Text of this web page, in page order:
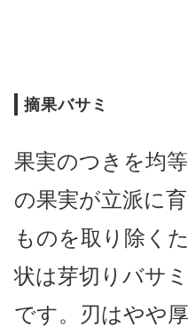
摘果バサミ
果実のつきを均
の果実が立派に
ものを取り除く
状は芽切りバサ
です。刃はやや